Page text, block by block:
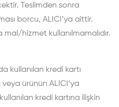
Teslimden sonra
borcu, ALICI’ya aittir.
hizmet kullanılmamalıdır.
kullanılan kredi kartı
veya ürünün ALICI’ya
kredi kartına ilişkin